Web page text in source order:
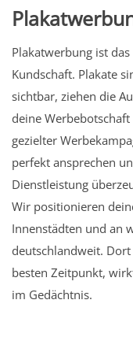
Plakatwerbung ist
Kundschaft. Plakate
sichtbar, ziehen die
deine
gezielter
perfekt ansprechen
Dienstleistung
Wir positionieren
Innenstädten und an
deutschlandweit.
besten Zeitpunkt,
im Gedächtnis.